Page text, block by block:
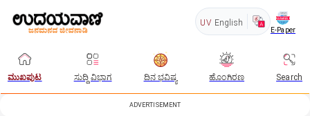
UV English
E-Paper
ಮುಖಪುಟ ಸುದ್ದಿ ವಿಭಾಗ ದಿನ ಭವಿಷ್ಯ ಹೊಂಗಿರಣ Search
ADVERTISEMENT